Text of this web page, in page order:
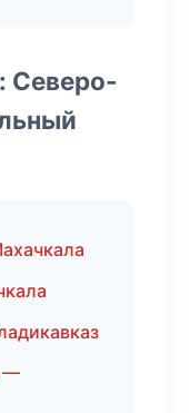
Северо-
—